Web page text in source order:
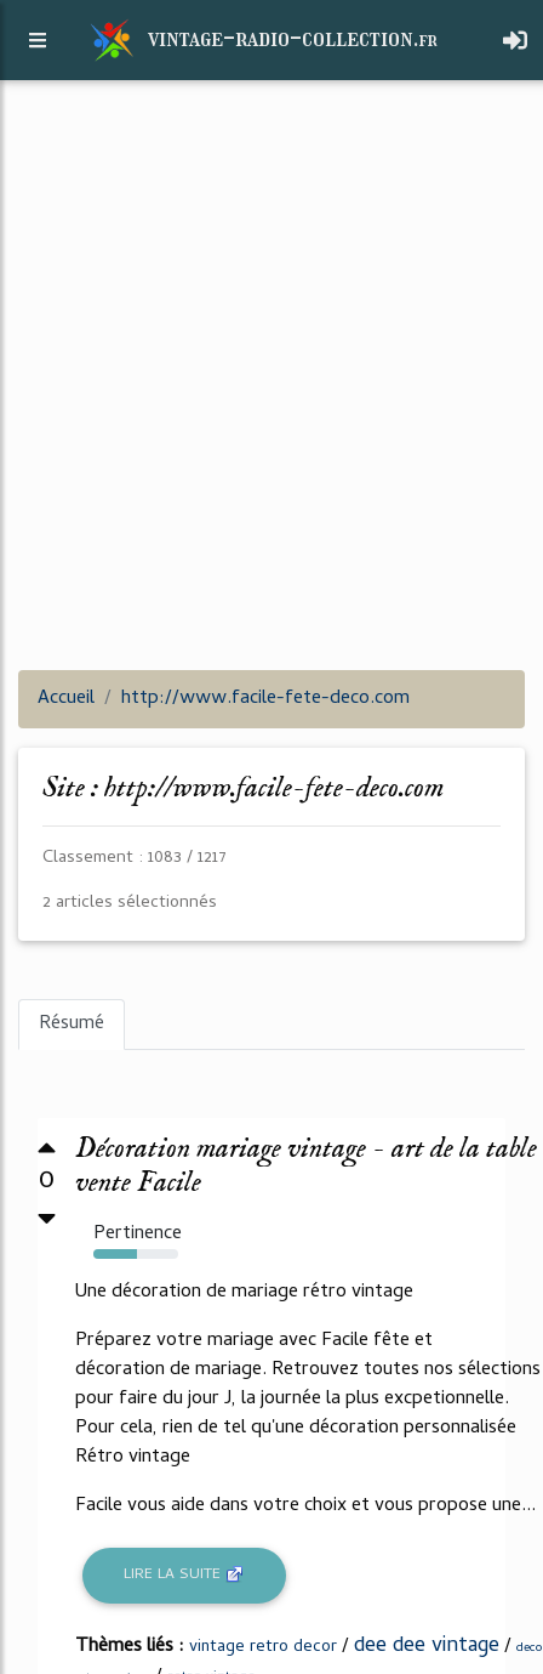
vintage-radio-collection.fr
Accueil http://www.facile-fete-deco.com
Site : http://www.facile-fete-deco.com
Classement : 1083 / 1217
2 articles sélectionnés
Résumé
0
Décoration mariage vintage - art de la table
vente Facile
Pertinence
52%
Une décoration de mariage rétro vintage
Préparez votre mariage avec Facile fête et
décoration de mariage. Retrouvez toutes nos sélections
pour faire du jour J, la journée la plus excpetionnelle.
Pour cela, rien de tel qu'une décoration personnalisée
Rétro vintage
Facile vous aide dans votre choix et vous propose une...
LIRE LA SUITE
Thèmes liés : vintage retro decor/dee dee vintage/ deco